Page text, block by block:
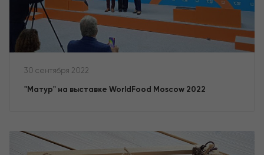
30 сентября 2022
"Матур" на выставке WorldFood Moscow 2022